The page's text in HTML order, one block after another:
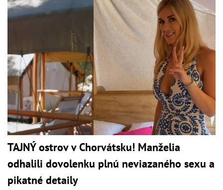
TAJNÝ ostrov v Chorvátsku! Manželia
odhalili dovolenku plnú neviazaného sexu a
pikatné detaily